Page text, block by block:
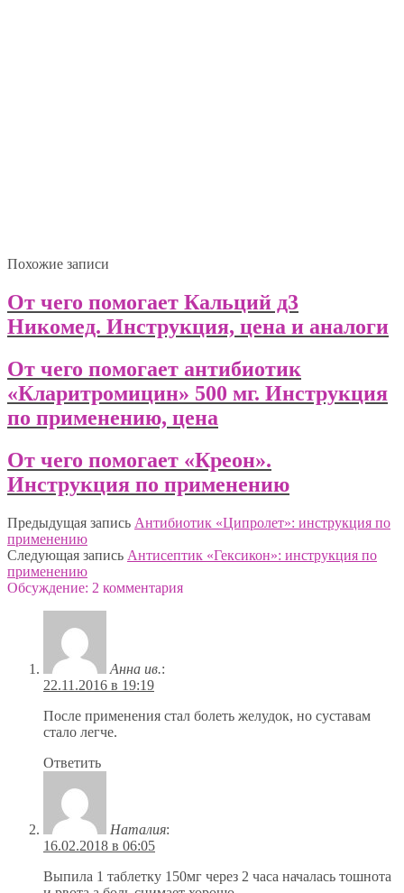
Похожие записи
От чего помогает Кальций д3
Никомед. Инструкция, цена и аналоги
От чего помогает антибиотик
«Кларитромицин» 500 мг. Инструкция
по применению, цена
От чего помогает «Креон».
Инструкция по применению
Предыдущая запись Антибиотик «Ципролет»: инструкция по
применению
Следующая запись Антисептик «Гексикон»: инструкция по
применению
Обсуждение: 2 комментария
Анна ив.:
22.11.2016 в 19:19
После применения стал болеть желудок, но суставам
стало легче.
Ответить
Наталия:
16.02.2018 в 06:05
Выпила 1 таблетку 150мг через 2 часа началась тошнота